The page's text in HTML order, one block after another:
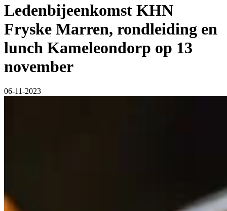
Ledenbijeenkomst KHN
Fryske Marren, rondleiding en
lunch Kameleondorp op 13
november
06-11-2023